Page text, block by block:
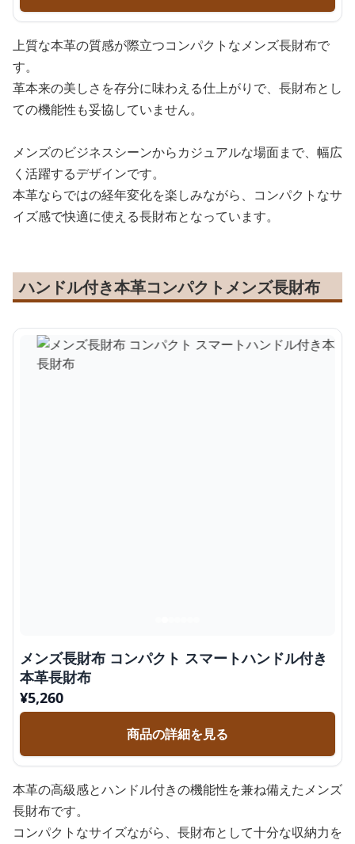
上質な本革の質感が際立つコンパクトなメンズ長財布で
す。
革本来の美しさを存分に味わえる仕上がりで、長財布とし
ての機能性も妥協していません。
メンズのビジネスシーンからカジュアルな場面まで、幅広
く活躍するデザインです。
本革ならではの経年変化を楽しみながら、コンパクトなサ
イズ感で快適に使える長財布となっています。
ハンドル付き本革コンパクトメンズ長財布
メンズ長財布 コンパクト スマートハンドル付き
本革長財布
¥5,260
商品の詳細を見る
本革の高級感とハンドル付きの機能性を兼ね備えたメンズ
長財布です。
コンパクトなサイズながら、長財布として十分な収納力を